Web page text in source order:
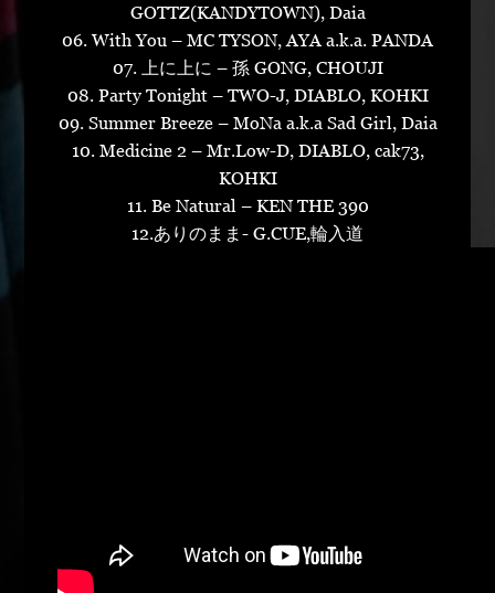
GOTTZ(KANDYTOWN), Daia
06. With You – MC TYSON, AYA a.k.a. PANDA
07. 上に上に – 孫 GONG, CHOUJI
08. Party Tonight – TWO-J, DIABLO, KOHKI
09. Summer Breeze – MoNa a.k.a Sad Girl, Daia
10. Medicine 2 – Mr.Low-D, DIABLO, cak73,
KOHKI
11. Be Natural – KEN THE 390
12.ありのまま- G.CUE,輪入道